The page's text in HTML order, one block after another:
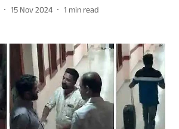
15 Nov 2024 1 min read